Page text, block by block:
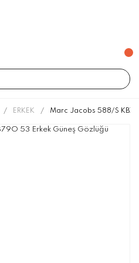
ERKEK Marc Jacobs 588/S